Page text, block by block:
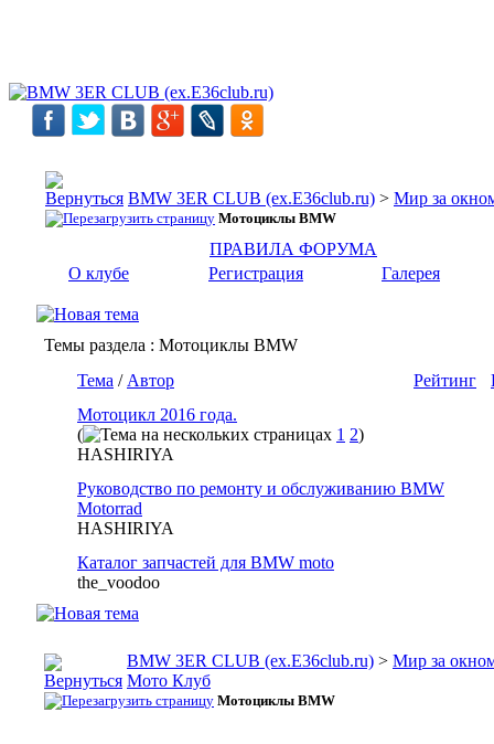
BMW 3ER CLUB (ex.E36club.ru) > Мир за
Мотоциклы BMW
ПРАВИЛА ФОРУМА
О клубе
Регистрация Галерея
Темы раздела : Мотоциклы BMW
Рейтинг
Тема / Автор
Мотоцикл 2016 года.
(
1 2)
HASHIRIYA
Руководство по ремонту и обслуживанию BMW
Motorrad
HASHIRIYA
Каталог запчастей для BMW moto
the_voodoo
BMW 3ER CLUB (ex.E36club.ru) > Мир за
Мото Клуб
Мотоциклы BMW